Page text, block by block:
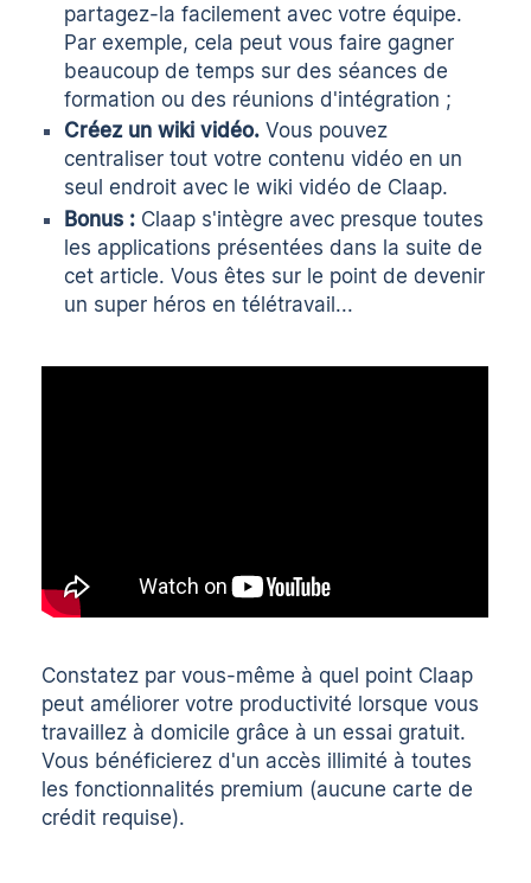
partagez-la facilement avec votre équipe.
Par exemple, cela peut vous faire gagner
beaucoup de temps sur des séances de
formation ou des réunions d'intégration ;
Créez un wiki vidéo. Vous pouvez
centraliser tout votre contenu vidéo en un
seul endroit avec le wiki vidéo de Claap.
Bonus : Claap s'intègre avec presque toutes
les applications présentées dans la suite de
cet article. Vous êtes sur le point de devenir
un super héros en télétravail...
Constatez par vous-même à quel point Claap
peut améliorer votre productivité lorsque vous
travaillez à domicile grâce à un essai gratuit.
Vous bénéficierez d'un accès illimité à toutes
les fonctionnalités premium (aucune carte de
crédit requise).